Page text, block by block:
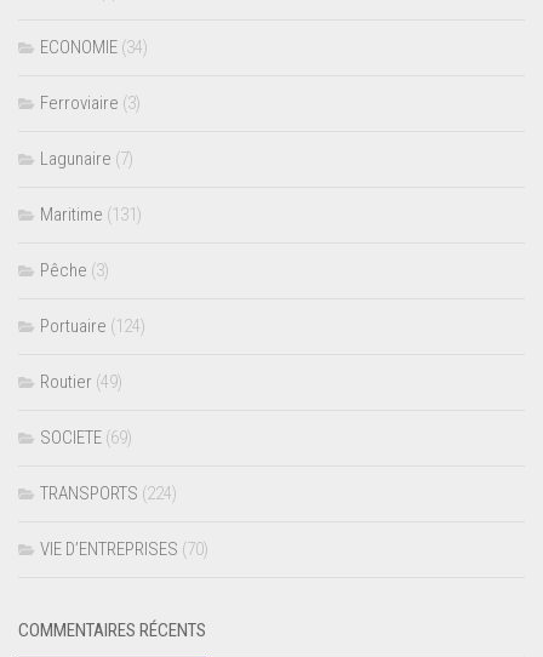
ECONOMIE (34)
Ferroviaire (3)
Lagunaire (7)
Maritime (131)
Pêche (3)
Portuaire (124)
Routier (49)
SOCIETE (69)
TRANSPORTS (224)
VIE D’ENTREPRISES (70)
COMMENTAIRES RÉCENTS